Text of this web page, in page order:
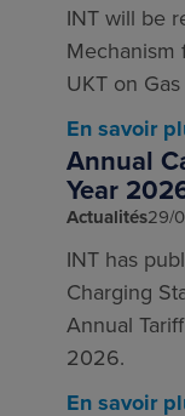
INT will be
Mechanism
UKT on
En savoir
Annual
Year
Actualités29/
INT has
Charging
Annual
2026.
En savoir